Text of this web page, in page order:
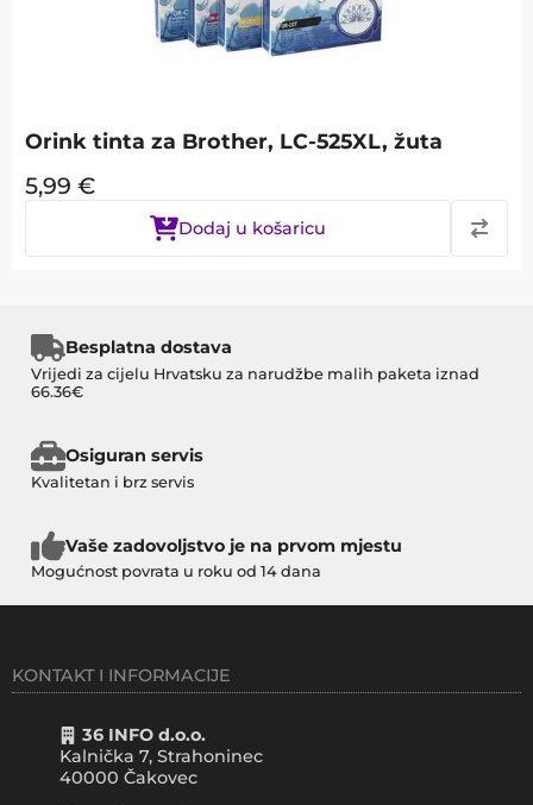
Orink tinta za Brother, LC-525XL, žuta
5,99 €
Dodaj u košaricu
Besplatna dostava
Vrijedi za cijelu Hrvatsku za narudžbe malih paketa iznad
66.36€
Osiguran servis
Kvalitetan i brz servis
Vaše zadovoljstvo je na prvom mjestu
Mogućnost povrata u roku od 14 dana
KONTAKT I INFORMACIJE
36 INFO d.o.o.
Kalnička 7, Strahoninec
40000 Čakovec